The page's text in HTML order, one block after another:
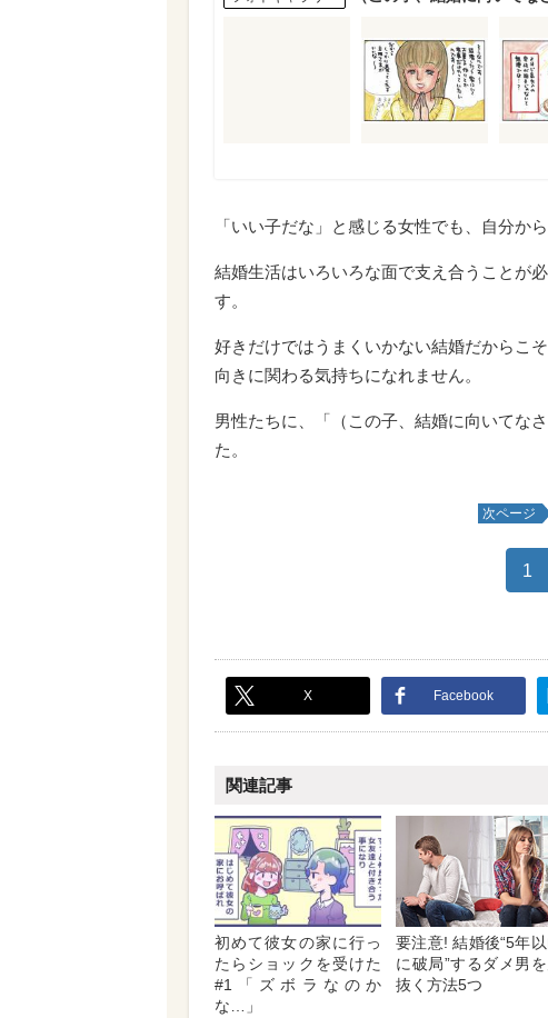
「いい子だな」と感じる女性でも、自分か
結婚生活はいろいろな面で支え合うことが
す。
好きだけではうまくいかない結婚だからこ
向きに関わる気持ちになれません。
男性たちに、「（この子、結婚に向いてな
た。
次ページ
1
X Facebook
関連記事
初めて彼女の家に行っ
たらショックを受けた
#1「ズボラなのか
な…」
要注意! 結婚後“5年
に破局”するダメ男
抜く方法5つ